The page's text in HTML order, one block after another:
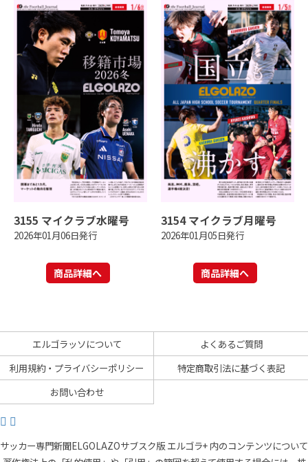
3155 マイクラブ水曜号
2026年01月06日発行
商品詳細へ
3154 マイクラブ月曜号
2026年01月05日発行
商品詳細へ
エルゴラッソについて
よくあるご質問
利用規約・プライバシーポリシー
特定商取引法に基づく表記
お問い合わせ
サッカー専門新聞ELGOLAZOサブスク版 エルゴラ+ 内のコンテンツについて